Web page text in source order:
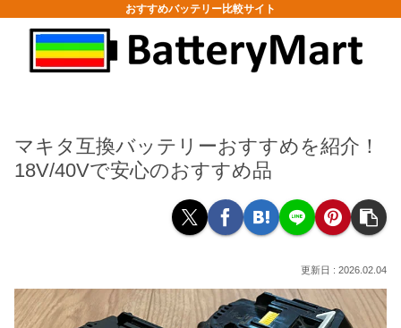
おすすめバッテリー比較サイト
マキタ互換バッテリーおすすめを紹介！
18V/40Vで安心のおすすめ品
2026.02.04